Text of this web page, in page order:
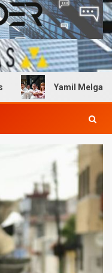
Yamil Melgar honra el